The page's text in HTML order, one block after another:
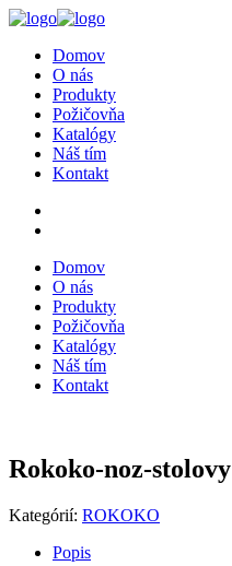
Domov
O nás
Produkty
Požičovňa
Katalógy
Náš tím
Kontakt
Domov
O nás
Produkty
Požičovňa
Katalógy
Náš tím
Kontakt
Rokoko-noz-stolovy
Kategórií: ROKOKO
Popis